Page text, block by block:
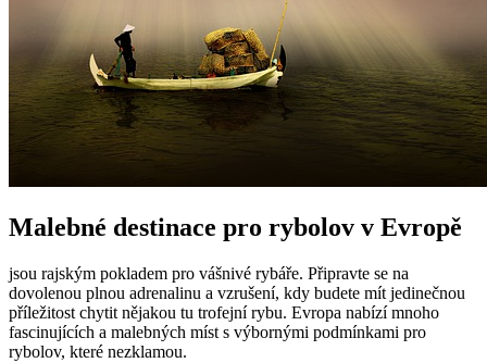
Malebné destinace pro rybolov⁢ v Evropě
​jsou rajským pokladem⁤ pro vášnivé ‍rybáře. Připravte se na
dovolenou plnou ‍adrenalinu a⁣ vzrušení, ​kdy budete mít ⁤jedinečnou
příležitost chytit nějakou tu trofejní rybu. Evropa nabízí⁣ mnoho
fascinujících a malebných míst s výbornými podmínkami pro
rybolov, ⁣které nezklamou.